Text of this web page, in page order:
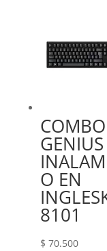
COMBO
GENIUS
O EN
8101
$ 70.500